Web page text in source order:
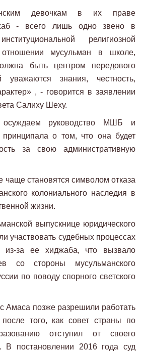
девочкам в их праве
- всего лишь одно звено в
религиозной
мусульман в школе,
быть центром передового
знания, честность,
, - говорится в заявлении
Салиху Шеху.
руководство МШБ и
о том, что она будет
за свою административную
чаще становятся символом отказа
колониального наследия в
жизни.
выпускнице юридического
участвовать судебных процессах
из-за ее хиджаба, что вызвало
со стороны мусульманского
по поводу спорного светского
Амаса позже разрешили работать
после того, как совет страны по
отступил от своего
В постановлении 2016 года суд